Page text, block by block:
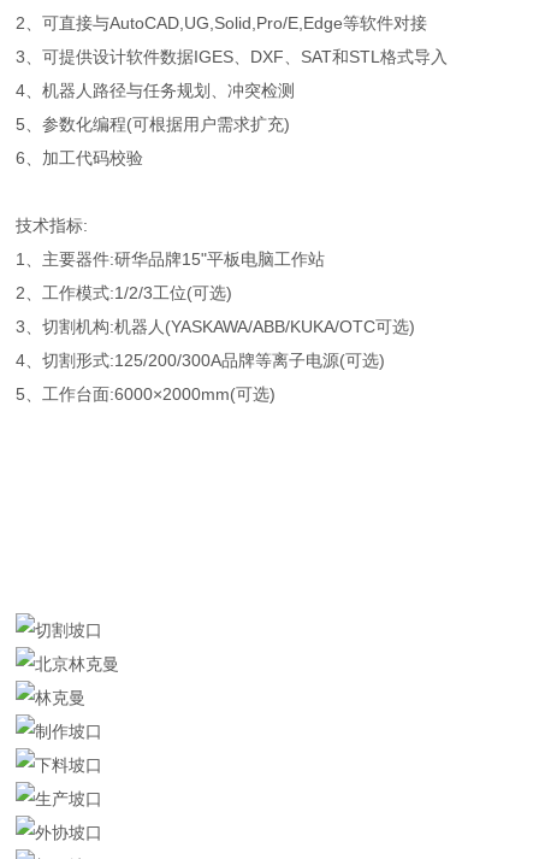
2、可直接与AutoCAD,UG,Solid,Pro/E,Edge等软件对接
3、可提供设计软件数据IGES、DXF、SAT和STL格式导入
4、机器人路径与任务规划、冲突检测
5、参数化编程(可根据用户需求扩充)
6、加工代码校验
技术指标:
1、主要器件:研华品牌15"平板电脑工作站
2、工作模式:1/2/3工位(可选)
3、切割机构:机器人(YASKAWA/ABB/KUKA/OTC可选)
4、切割形式:125/200/300A品牌等离子电源(可选)
5、工作台面:6000×2000mm(可选)